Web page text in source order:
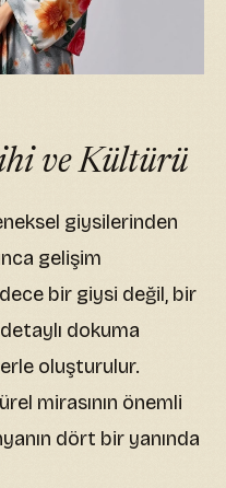
ve Kültürü
giysilerinden
gelişim
bir giysi değil, bir
dokuma
oluşturulur.
mirasının önemli
dört bir yanında